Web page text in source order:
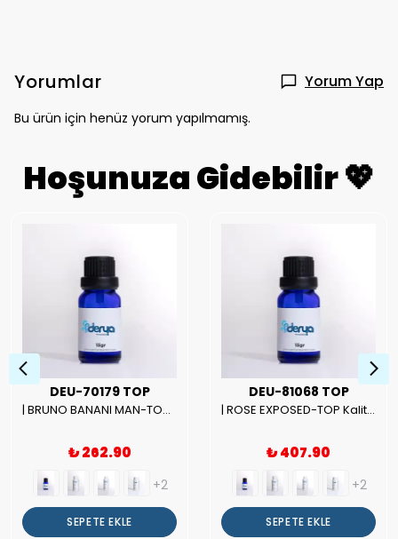
Yorumlar Yorum Yap
Bu ürün için henüz yorum yapılmamış.
Hoşunuza Gidebilir 💖
DEU-70179 TOP
| BRUNO BANANI MAN-TOP Kalite Erkek Parfüm Esansı.|
₺ 262.90
+2
SEPETE EKLE
DEU-81068 TOP
| ROSE EXPOSED-TOP Kalite Unısex Parfüm Esansı.|
₺ 407.90
+2
SEPETE EKLE